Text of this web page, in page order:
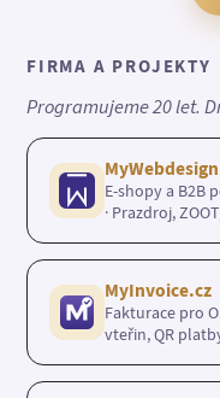
FIRMA A PROJEKTY
Programujeme 20 let.
E-shopy a B2B
· Prazdroj,
MyInvoice.cz
Fakturace pro
vteřin, QR